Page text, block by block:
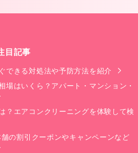
目記事
できる対処法や予防方法を紹介
場はいくら？アパート・マンション・
？エアコンクリーニングを体験して検
の割引クーポンやキャンペーンなど